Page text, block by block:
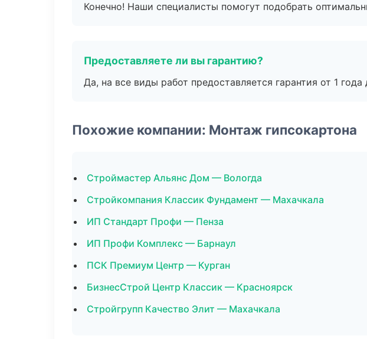
Конечно! Наши специалисты помогут подобрать
Предоставляете ли вы гарантию?
Да, на все виды работ предоставляется гарантия от 1
Похожие компании: Монтаж гипсокартона
Строймастер Альянс Дом — Вологда
Стройкомпания Классик Фундамент — Махачкала
ИП Стандарт Профи — Пенза
ИП Профи Комплекс — Барнаул
ПСК Премиум Центр — Курган
БизнесСтрой Центр Классик — Красноярск
Стройгрупп Качество Элит — Махачкала